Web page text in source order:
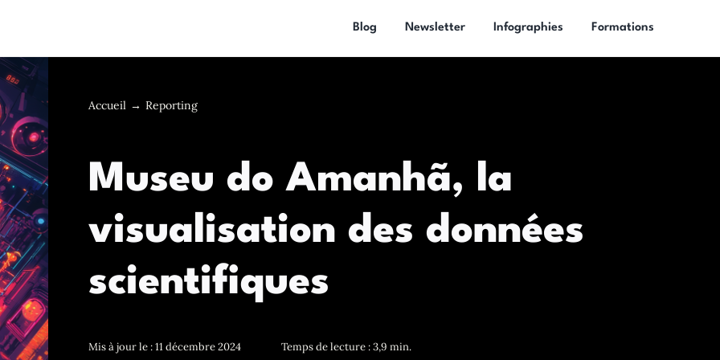
Blog Newsletter Infographies Formations
Accueil Reporting
Museu do Amanhã, la
visualisation des données
scientifiques
Mis à jour le : 11 décembre 2024 Temps de lecture : 3,9 min.